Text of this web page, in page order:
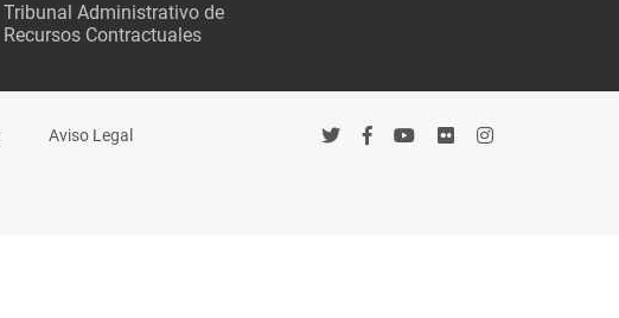
Tribunal Administrativo de
Recursos Contractuales
Aviso Legal